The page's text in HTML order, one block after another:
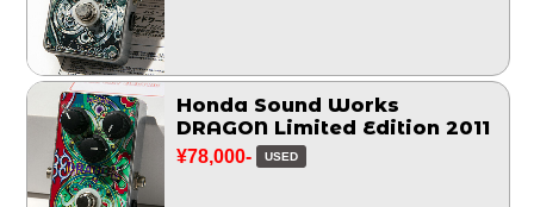
Honda Sound Works
DRAGON Limited Edition 2011
¥78,000- USED